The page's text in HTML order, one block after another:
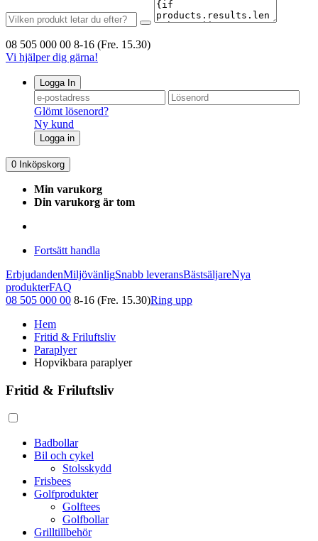
08 505 000 00 8-16 (Fre. 15.30)
Vi hjälper dig gärna!
Logga In
Glömt lösenord?
Ny kund
Logga in
0 Inköpskorg
Min varukorg
Din varukorg är tom
Fortsätt handla
ErbjudandenMiljövänligSnabb leveransBästsäljareNya
produkterFAQ
08 505 000 00 8-16 (Fre. 15.30)Ring upp
Hem
Fritid & Friluftsliv
Paraplyer
Hopvikbara paraplyer
Fritid & Friluftsliv
Badbollar
Bil och cykel
Stolsskydd
Frisbees
Golfprodukter
Golftees
Golfbollar
Grilltillbehör